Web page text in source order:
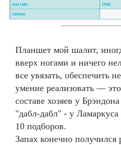
Планшет мой шалит,
вверх ногами и ничего
все увязать, обеспечить
умение реализовать —
составе хозяев у
"дабл-дабл" - у
10 подборов.
Запах конечно получился